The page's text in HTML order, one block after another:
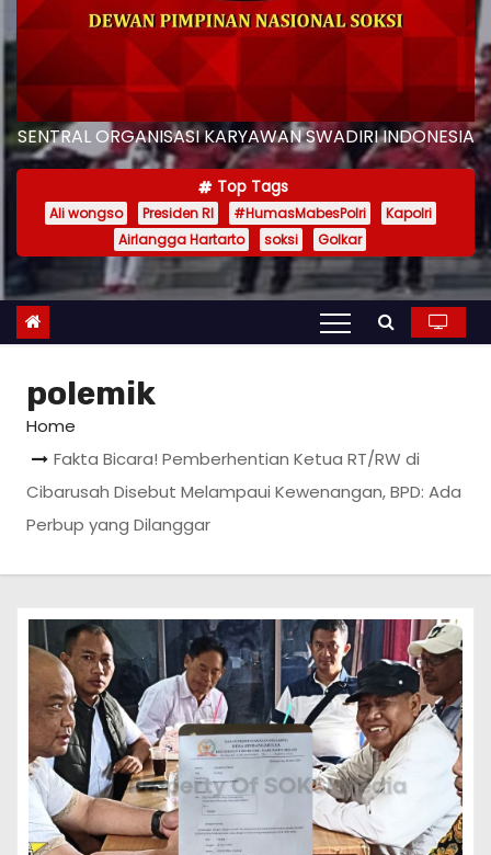
SENTRAL ORGANISASI KARYAWAN SWADIRI INDONESIA
Top Tags
Ali wongso Presiden RI #HumasMabesPolri
Kapolri
Airlangga Hartarto
soksi Golkar
polemik
Home
Fakta Bicara! Pemberhentian Ketua RT/RW di
Cibarusah Disebut Melampaui Kewenangan, BPD: Ada
Perbup yang Dilanggar